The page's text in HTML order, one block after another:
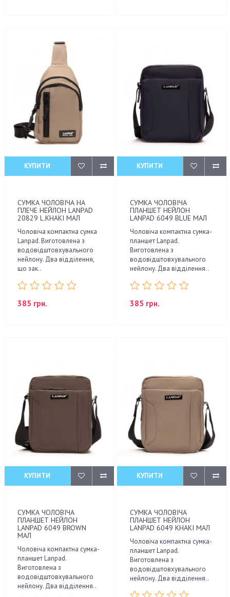
КУПИТИ
СУМКА ЧОЛОВІЧА НА
ПЛЕЧЕ НЕЙЛОН LANPAD
20829 L.KHAKI МАЛ
Чоловіча компактна сумка
Lanpad. Виготовлена з
водовідштовхувального
нейлону. Два відділення,
що зак..
385 грн.
КУПИТИ
СУМКА ЧОЛОВІЧА
ПЛАНШЕТ НЕЙЛОН
LANPAD 6049 BLUE МАЛ
Чоловіча компактна сумка-
планшет Lanpad.
Виготовлена з
водовідштовхувального
нейлону. Два відділення..
385 грн.
КУПИТИ
СУМКА ЧОЛОВІЧА
ПЛАНШЕТ НЕЙЛОН
LANPAD 6049 BROWN
МАЛ
Чоловіча компактна сумка-
планшет Lanpad.
Виготовлена з
водовідштовхувального
нейлону. Два відділення..
КУПИТИ
СУМКА ЧОЛОВІЧА
ПЛАНШЕТ НЕЙЛОН
LANPAD 6049 KHAKI МАЛ
Чоловіча компактна сумка-
планшет Lanpad.
Виготовлена з
водовідштовхувального
нейлону. Два відділення..